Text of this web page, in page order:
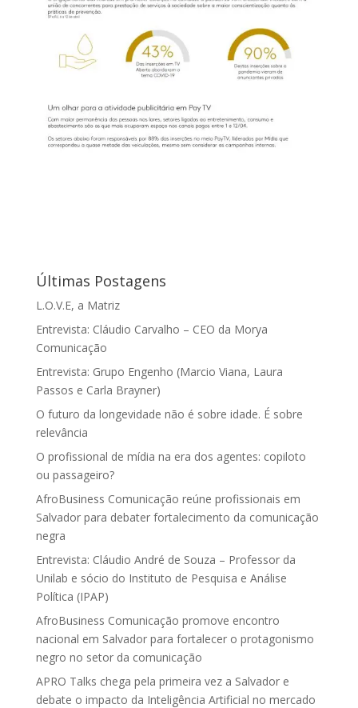
Últimas Postagens
L.O.V.E, a Matriz
Entrevista: Cláudio Carvalho – CEO da Morya
Comunicação
Entrevista: Grupo Engenho (Marcio Viana, Laura
Passos e Carla Brayner)
O futuro da longevidade não é sobre idade. É sobre
relevância
O profissional de mídia na era dos agentes: copiloto
ou passageiro?
AfroBusiness Comunicação reúne profissionais em
Salvador para debater fortalecimento da comunicação
negra
Entrevista: Cláudio André de Souza – Professor da
Unilab e sócio do Instituto de Pesquisa e Análise
Política (IPAP)
AfroBusiness Comunicação promove encontro
nacional em Salvador para fortalecer o protagonismo
negro no setor da comunicação
APRO Talks chega pela primeira vez a Salvador e
debate o impacto da Inteligência Artificial no mercado